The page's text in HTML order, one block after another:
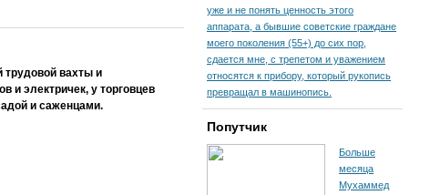
трудовой вахты и
электричек, у торговцев
и саженцами.
уже и не понять ценность этого
аппарата, а бывшие советские граждане
моего поколения (55+) до сих пор,
сдается мне, с трепетом и уважением
относятся к прибору, который рукопись
превращал в машинопись.
Попутчик
Больше
месяца
Мухаммед